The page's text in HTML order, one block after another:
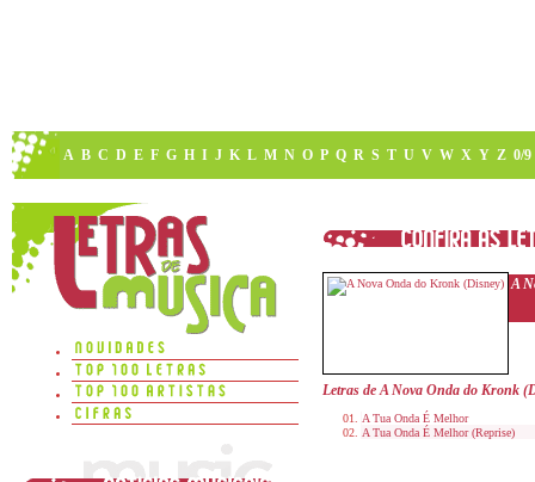
A B C D E F G H I J K L M N O P Q R S T U V W X Y Z 0/9
A
Letras de A Nova Onda do Kronk
A Tua Onda É Melhor
A Tua Onda É Melhor (Reprise)